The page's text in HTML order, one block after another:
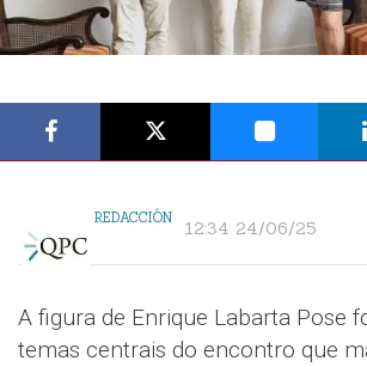
REDACCIÓN 12:34 24/06/25
A figura de Enrique Labarta Pose
temas centrais do encontro que